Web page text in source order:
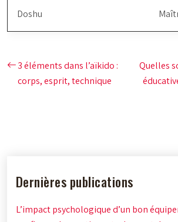
Doshu
3 éléments dans l’aïkido :
corps, esprit, technique
Quelles
Dernières publications
L’impact psychologique d’un bon